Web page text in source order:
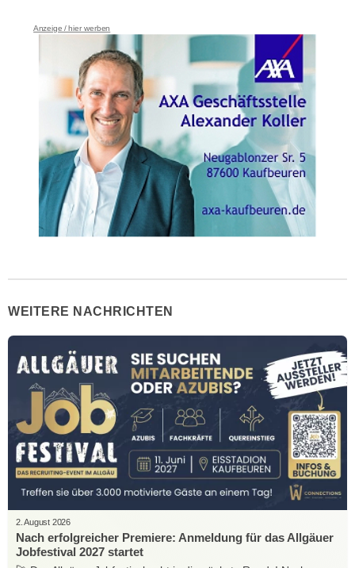
Anzeige / hier werben
WEITERE NACHRICHTEN
2. August 2026
Nach erfolgreicher Premiere: Anmeldung für das Allgäuer
Jobfestival 2027 startet